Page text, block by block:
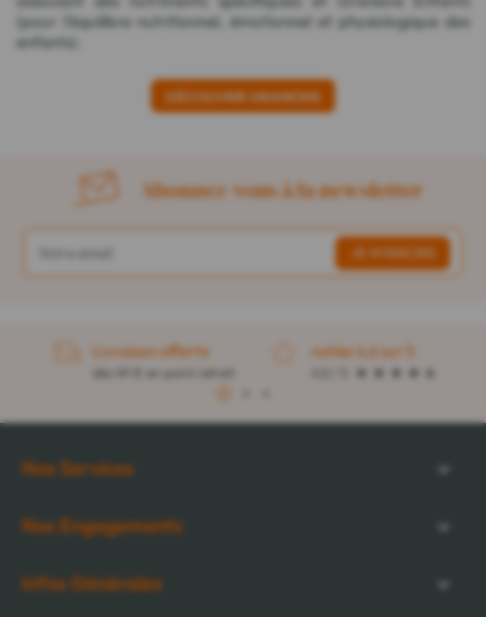
(pour l'équilibre nutritionnel, émotionnel et physiologique des
enfants).
DÉCOUVRIR GRANIONS
Abonnez-vous à la newsletter
Livraison offerte
dès 49 € en point retrait
notée 4,6 sur 5
1
Nos Services
Nos Engagements
Infos Générales